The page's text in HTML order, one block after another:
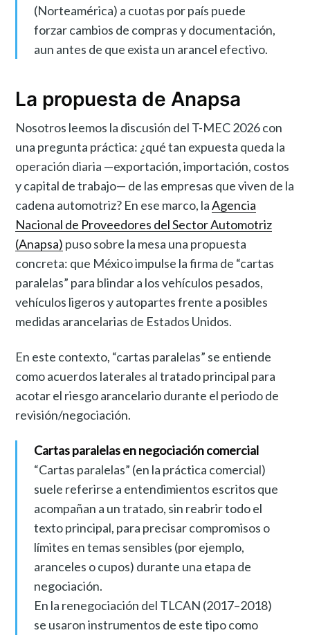
(Norteamérica) a cuotas por país puede
forzar cambios de compras y documentación,
aun antes de que exista un arancel efectivo.
La propuesta de Anapsa
Nosotros leemos la discusión del T-MEC 2026 con
una pregunta práctica: ¿qué tan expuesta queda la
operación diaria —exportación, importación, costos
y capital de trabajo— de las empresas que viven de la
cadena automotriz? En ese marco, laAgencia
Nacional de Proveedores del Sector Automotriz
(Anapsa) puso sobre la mesa una propuesta
concreta: que México impulse la firma de “cartas
paralelas” para blindar a los vehículos pesados,
vehículos ligeros y autopartes frente a posibles
medidas arancelarias de Estados Unidos.
En este contexto, “cartas paralelas” se entiende
como acuerdos laterales al tratado principal para
acotar el riesgo arancelario durante el periodo de
revisión/negociación.
Cartas paralelas en negociación comercial
“Cartas paralelas” (en la práctica comercial)
suele referirse a entendimientos escritos que
acompañan a un tratado, sin reabrir todo el
texto principal, para precisar compromisos o
límites en temas sensibles (por ejemplo,
aranceles o cupos) durante una etapa de
negociación.
En la renegociación del TLCAN (2017–2018)
se usaron instrumentos de este tipo como